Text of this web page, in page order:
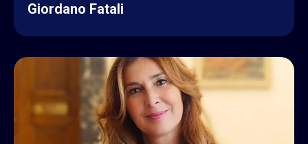
Giordano Fatali